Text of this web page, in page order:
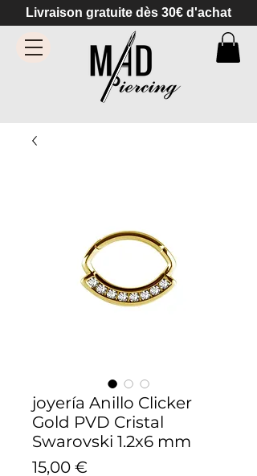
Livraison gratuite dès 30€ d'achat
joyería Anillo Clicker
Gold PVD Cristal
Swarovski 1.2x6 mm
15,00 €